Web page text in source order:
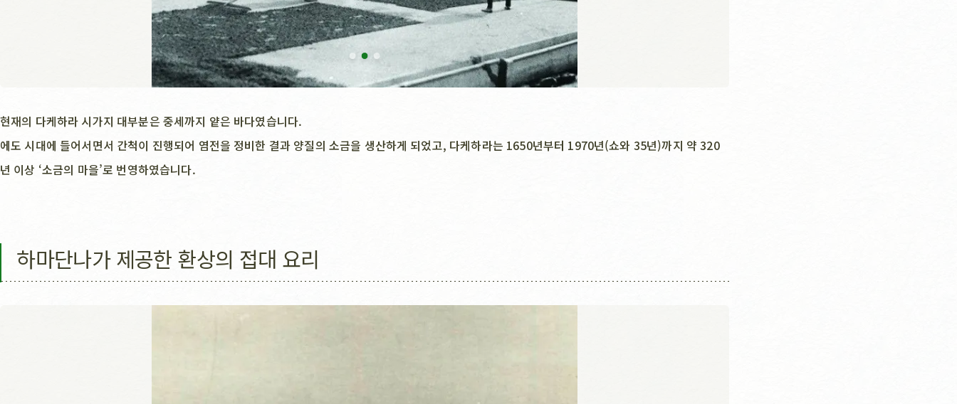
현재의 다케하라 시가지 대부분은 중세까지 얕은 바다였습니다.
에도 시대에 들어서면서 간척이 진행되어 염전을 정비한 결과 양질의 소금을 생산하게 되었고, 다케하라는 1650년부터 1970년(쇼와 35년)까지 약 320
년 이상 ‘소금의 마을’로 번영하였습니다.
하마단나가 제공한 환상의 접대 요리